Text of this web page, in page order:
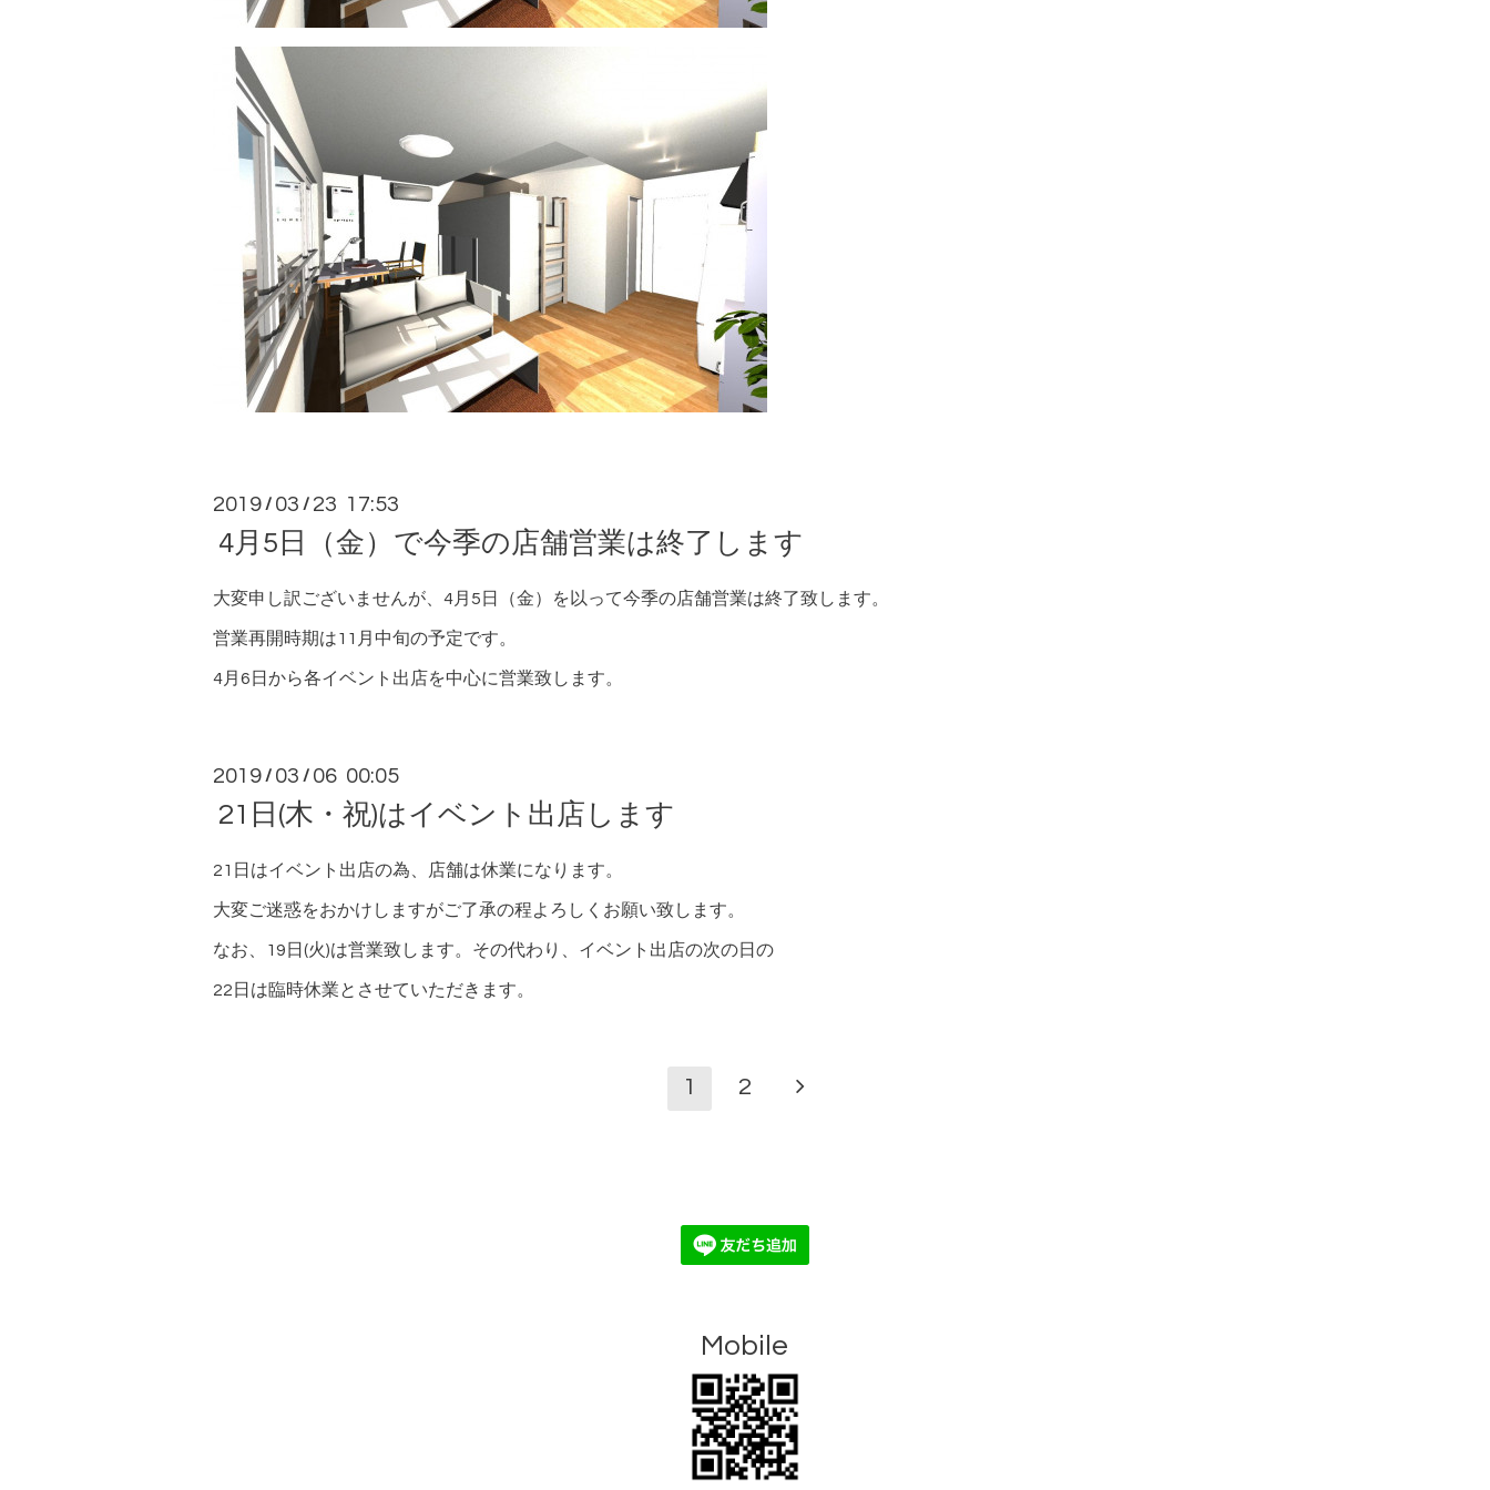
2019 / 03 / 23 17:53
4月5日（金）で今季の店舗営業は終了します
大変申し訳ございませんが、4月5日（金）を以って今季の店舗営業は終了致します。
営業再開時期は11月中旬の予定です。
4月6日から各イベント出店を中心に営業致します。
2019 / 03 / 06 00:05
21日(木・祝)はイベント出店します
21日はイベント出店の為、店舗は休業になります。
大変ご迷惑をおかけしますがご了承の程よろしくお願い致します。
なお、19日(火)は営業致します。その代わり、イベント出店の次の日の
22日は臨時休業とさせていただきます。
1 2
Mobile